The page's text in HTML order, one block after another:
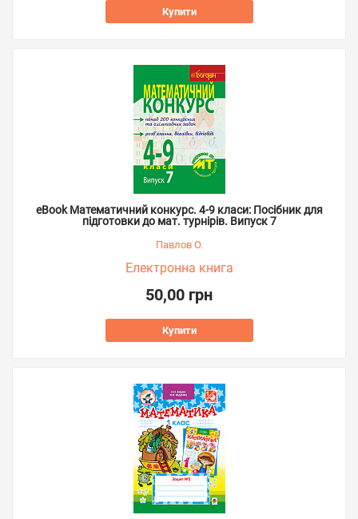
Купити
eBook Математичний конкурс. 4-9 класи: Посібник для
підготовки до мат. турнірів. Випуск 7
Павлов О.
Електронна книга
50,00 грн
Купити